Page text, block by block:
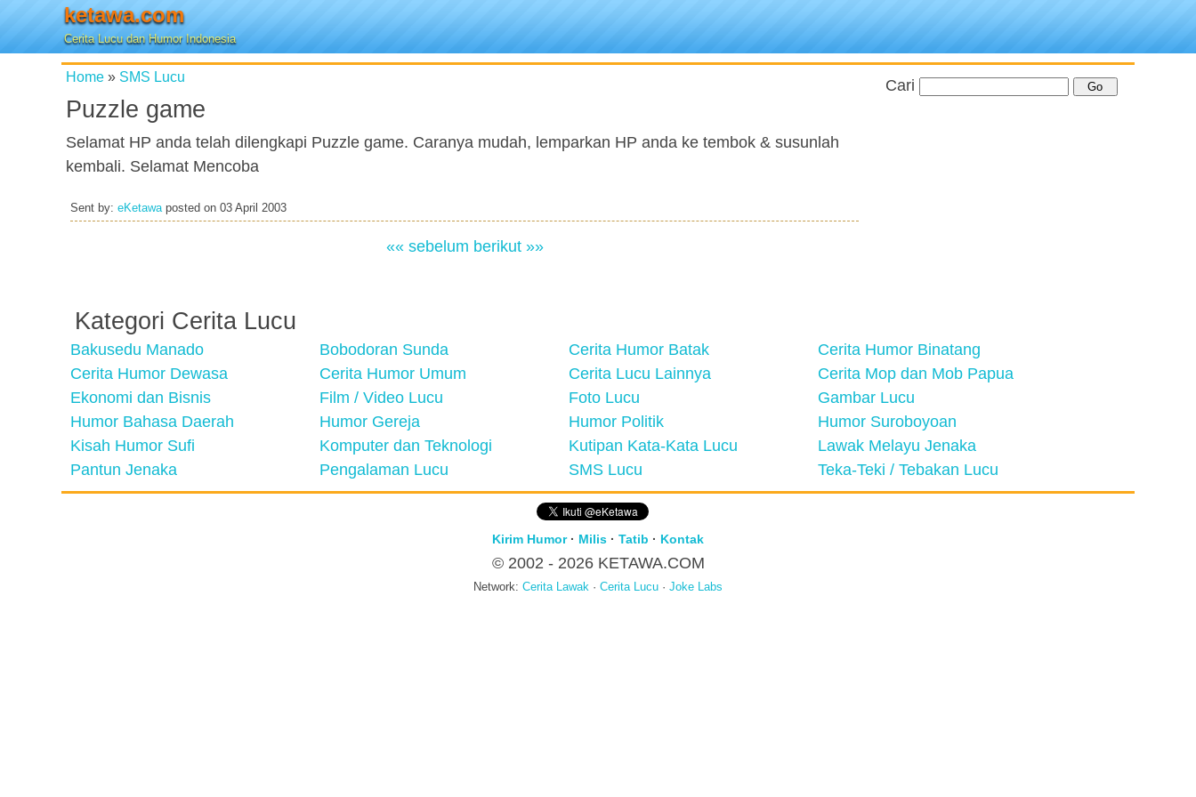
ketawa.com
Cerita Lucu dan Humor Indonesia
Home » SMS Lucu
Puzzle game
Selamat HP anda telah dilengkapi Puzzle game. Caranya mudah, lemparkan HP anda ke tembok & susunlah
kembali. Selamat Mencoba
Sent by: eKetawaposted on 03 April 2003
«« sebelum berikut »»
Cari
Kategori Cerita Lucu
Bakusedu Manado Bobodoran Sunda Cerita Humor Batak
Cerita Humor Binatang
Cerita Humor Dewasa
Cerita Humor Umum Cerita Lucu Lainnya
Cerita Mop dan Mob Papua
Ekonomi dan Bisnis
Film / Video Lucu Foto Lucu
Gambar Lucu
Humor Bahasa Daerah
Humor Gereja Humor Politik
Humor Suroboyoan
Kisah Humor Sufi
Komputer dan Teknologi Kutipan Kata-Kata Lucu
Lawak Melayu Jenaka
Pantun Jenaka
Pengalaman Lucu SMS Lucu Teka-Teki / Tebakan Lucu
Kirim Humor· Milis · Tatib · Kontak
© 2002 - 2026 KETAWA.COM
Network: Cerita Lawak · Cerita Lucu · Joke Labs